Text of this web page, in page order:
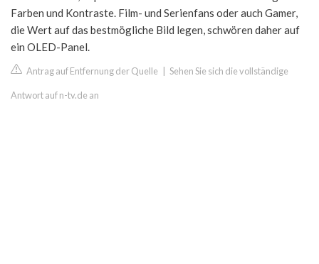
Farben und Kontraste. Film- und Serienfans oder auch Gamer,
die Wert auf das bestmögliche Bild legen, schwören daher auf
ein OLED-Panel.
Antrag auf Entfernung der Quelle Sehen Sie sich die vollständige
Antwort auf n-tv.de an